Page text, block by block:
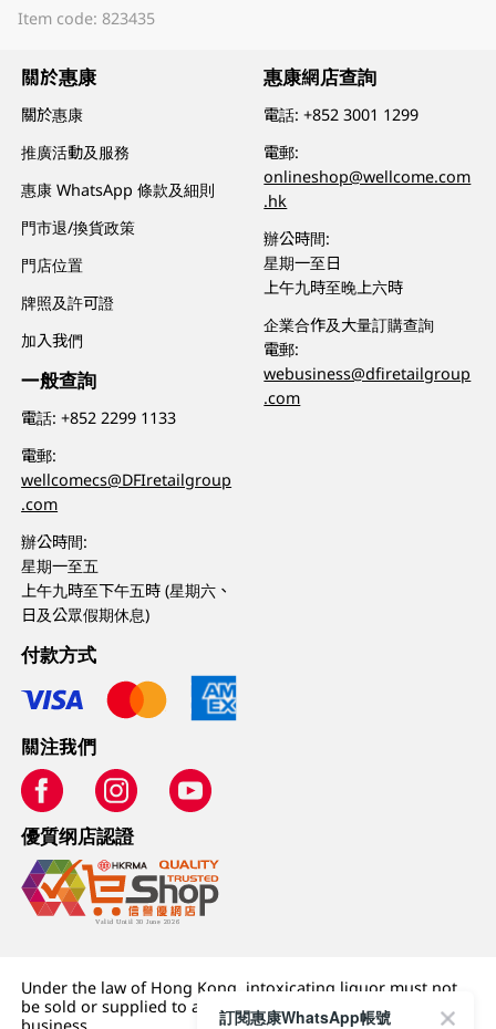
Item code: 823435
關於惠康
關於惠康
推廣活動及服務
惠康 WhatsApp 條款及細則
門市退/換貨政策
門店位置
牌照及許可證
加入我們
一般查詢
電話:+852 2299 1133
電郵:
wellcomecs@DFIretailgroup
.com
辦公時間:
星期一至五
上午九時至下午五時 (星期六、
日及公眾假期休息)
惠康網店查詢
電話:+852 3001 1299
電郵:
onlineshop@wellcome.com
.hk
辦公時間:
星期一至日
上午九時至晚上六時
企業合作及大量訂購查詢
電郵:
webusiness@dfiretailgroup
.com
付款方式
關注我們
優質纲店認證
Under the law of Hong Kong, intoxicating liquor must not
be sold or supplied to a minor (under 18) in the course of
訂閱惠康WhatsApp帳號